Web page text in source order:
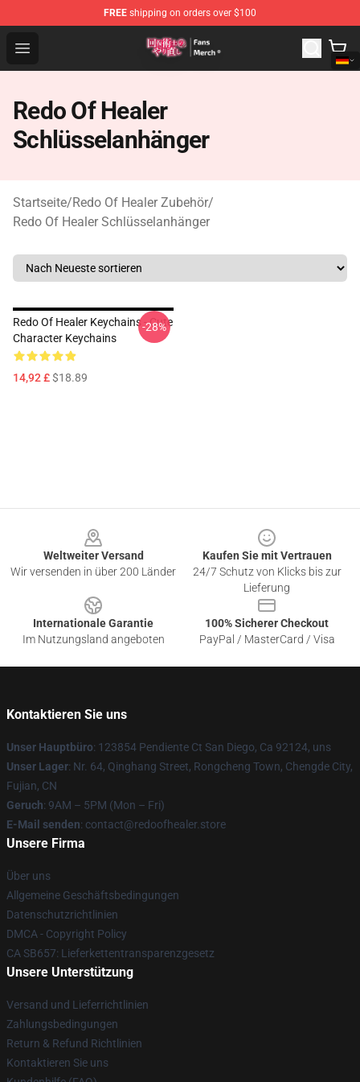
FREE shipping on orders over $100
Open menu
Redo Of Healer Store - Official Redo Of Healer
Redo Of Healer
Schlüsselanhänger
Startseite/Redo Of Healer Zubehör/
Redo Of Healer Schlüsselanhänger
Redo Of Healer Keychains - Cute
Character Keychains
14,92 £$18.89
-28%
Weltweiter Versand
Wir versenden in über 200 Länder
Kaufen Sie mit Vertrauen
24/7 Schutz von Klicks bis zur
Lieferung
Internationale Garantie
Im Nutzungsland angeboten
100% Sicherer Checkout
PayPal / MasterCard / Visa
Kontaktieren Sie uns
Unser Hauptbüro: 123854 Pendiente Ct San Diego, Ca 92124, uns
Unser Lager: Nr. 64, Qinghang Street, Rongcheng Town, Chengde City,
Fujian, CN
Geruch: 9AM – 5PM (Mon – Fri)
E-Mail senden: contact@redoofhealer.store
Unsere Firma
Über uns
Allgemeine Geschäftsbedingungen
Datenschutzrichtlinien
DMCA - Copyright Policy
CA SB657: Lieferkettentransparenzgesetz
Unsere Unterstützung
Versand und Lieferrichtlinien
Zahlungsbedingungen
Return & Refund Richtlinien
Kontaktieren Sie uns